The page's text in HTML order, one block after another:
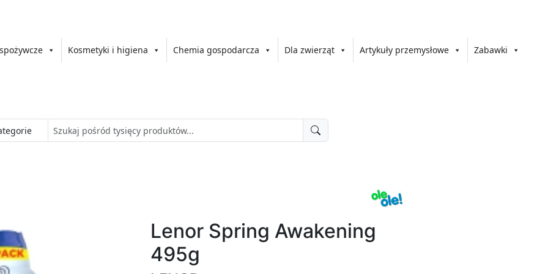
Kosmetyki i higiena Chemia gospodarcza Dla zwierząt Artykuły przemysłowe Zabawki
Lenor Spring Awakening
495g